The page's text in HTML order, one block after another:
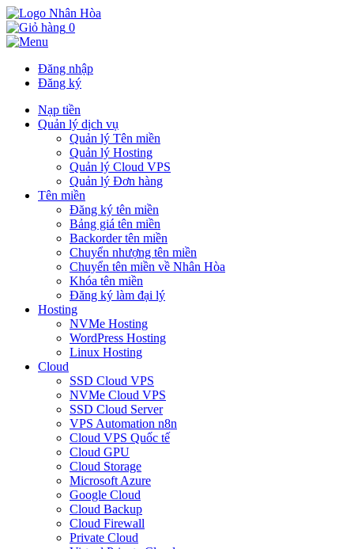
0
Đăng nhập
Đăng ký
Nạp tiền
Quản lý dịch vụ
Quản lý Tên miền
Quản lý Hosting
Quản lý Cloud VPS
Quản lý Đơn hàng
Tên miền
Đăng ký tên miền
Bảng giá tên miền
Backorder tên miền
Chuyển nhượng tên miền
Chuyển tên miền về Nhân Hòa
Khóa tên miền
Đăng ký làm đại lý
Hosting
NVMe Hosting
WordPress Hosting
Linux Hosting
Cloud
SSD Cloud VPS
NVMe Cloud VPS
SSD Cloud Server
VPS Automation n8n
Cloud VPS Quốc tế
Cloud GPU
Cloud Storage
Microsoft Azure
Google Cloud
Cloud Backup
Cloud Firewall
Private Cloud